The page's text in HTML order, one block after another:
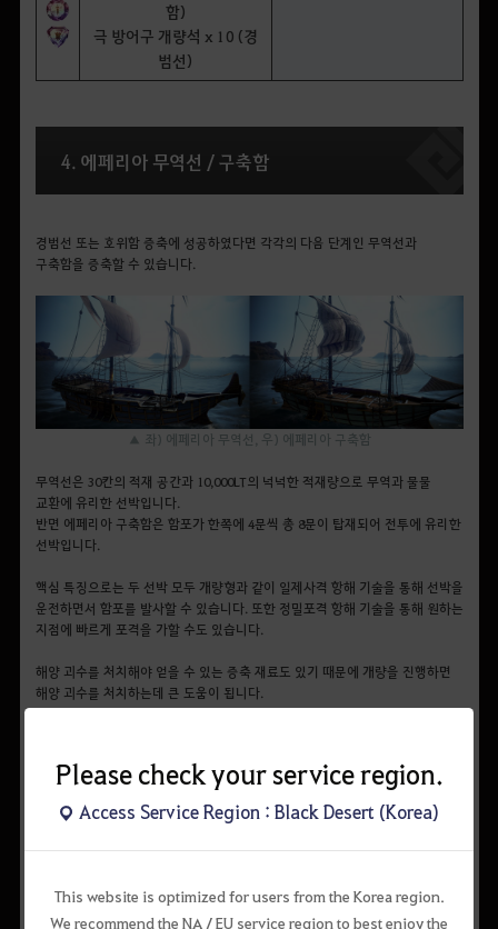
Please check your service region.
Access Service Region : Black Desert (Korea)
This website is optimized for users from the Korea region.
We recommend the NA / EU service region to best enjoy the
함)
극 방어구 개량석 x 10 (경
범선)
4. 에페리아 무역선 / 구축함
경범선 또는 호위함 증축에 성공하였다면 각각의 다음 단계인 무역선과
구축함을 증축할 수 있습니다.
▲ 좌) 에페리아 무역선, 우) 에페리아 구축함
무역선은 30칸의 적재 공간과 10,000LT의 넉넉한 적재량으로 무역과 물물
교환에 유리한 선박입니다.
반면 에페리아 구축함은 함포가 한쪽에 4문씩 총 8문이 탑재되어 전투에 유리한
선박입니다.
핵심 특징으로는 두 선박 모두 개량형과 같이 일제사격 항해 기술을 통해 선박을
운전하면서 함포를 발사할 수 있습니다. 또한 정밀포격 항해 기술을 통해 원하는
지점에 빠르게 포격을 가할 수도 있습니다.
해양 괴수를 처치해야 얻을 수 있는 증축 재료도 있기 때문에 개량을 진행하면
해양 괴수를 처치하는데 큰 도움이 됩니다.
■ 에페리아 무역선, 구축함 증축 재료
(개량형) 에페리아 경범선 → 에페리아 무역선
메인 재료
획득 방법 I-1 획득 방법 I-2
-